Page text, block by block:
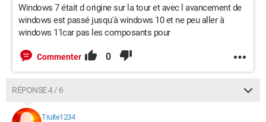
Windows 7 était d origine sur la tour et avec l avancement de
windows est passé jusqu'à windows 10 et ne peu aller à
windows 11car pas les composants pour
Commenter 0
RÉPONSE 4 / 6
Truite1234